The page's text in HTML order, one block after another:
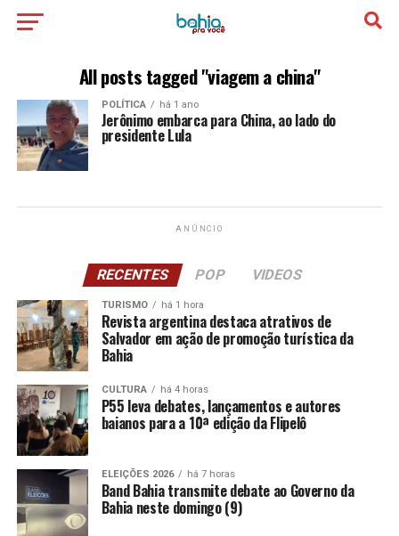
All posts tagged "viagem a china"
POLÍTICA há 1 ano
Jerônimo embarca para China, ao lado do
presidente Lula
ANÚNCIO
RECENTES POP VIDEOS
TURISMO há 1 hora
Revista argentina destaca atrativos de
Salvador em ação de promoção turística da
Bahia
CULTURA há 4 horas
P55 leva debates, lançamentos e autores
baianos para a 10ª edição da Flipelô
ELEIÇÕES 2026 há 7 horas
Band Bahia transmite debate ao Governo da
Bahia neste domingo (9)